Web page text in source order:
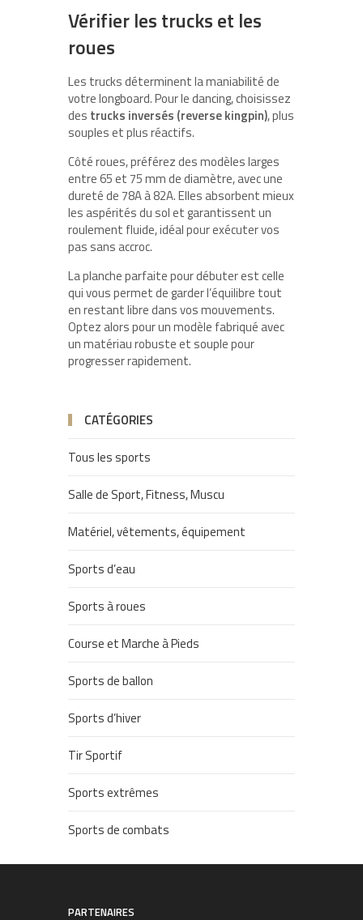
Vérifier les trucks et les
roues
Les trucks déterminent la maniabilité de
votre longboard. Pour le dancing, choisissez
des trucks inversés (reverse kingpin), plus
souples et plus réactifs.
Côté roues, préférez des modèles larges
entre 65 et 75 mm de diamètre, avec une
dureté de 78A à 82A. Elles absorbent mieux
les aspérités du sol et garantissent un
roulement fluide, idéal pour exécuter vos
pas sans accroc.
La planche parfaite pour débuter est celle
qui vous permet de garder l’équilibre tout
en restant libre dans vos mouvements.
Optez alors pour un modèle fabriqué avec
un matériau robuste et souple pour
progresser rapidement.
CATÉGORIES
Tous les sports
Salle de Sport, Fitness, Muscu
Matériel, vêtements, équipement
Sports d’eau
Sports à roues
Course et Marche à Pieds
Sports de ballon
Sports d’hiver
Tir Sportif
Sports extrêmes
Sports de combats
PARTENAIRES